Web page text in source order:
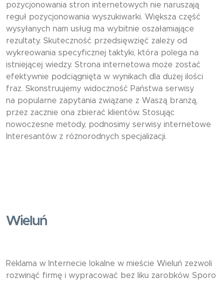
pozycjonowania stron internetowych nie naruszają
reguł pozycjonowania wyszukiwarki. Większa część
wysyłanych nam usług ma wybitnie oszałamiające
rezultaty. Skuteczność przedsięwzięć zależy od
wykreowania specyficznej taktyki, która polega na
istniejącej wiedzy. Strona internetowa może zostać
efektywnie podciągnięta w wynikach dla dużej ilości
fraz. Skonstruujemy widoczność Państwa serwisy
na popularne zapytania związane z Waszą branżą,
przez zacznie ona zbierać klientów. Stosując
nowoczesne metody, podnosimy serwisy internetowe
Interesantów z różnorodnych specjalizacji.
Wieluń
Reklama w Internecie lokalne w mieście Wieluń zezwoli
rozwinąć firmę i wypracować bez liku zarobków. Sporo